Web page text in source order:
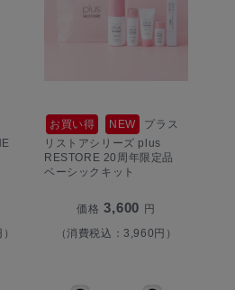
お買い得 NEW
プラス
リストアシリーズ plus
RESTORE 20周年限定品
ベーシックキット
価格 3,600 円
（消費税込：3,960円）